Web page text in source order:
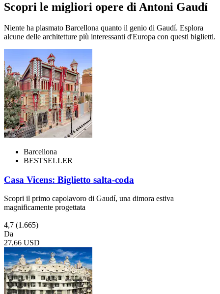
Scopri le migliori opere di Antoni Gaudí
Niente ha plasmato Barcellona quanto il genio di Gaudí. Esplora
alcune delle architetture più interessanti d'Europa con questi biglietti.
Barcellona
BESTSELLER
Casa Vicens: Biglietto salta-coda
Scopri il primo capolavoro di Gaudí, una dimora estiva
magnificamente progettata
4,7 (1.665)
Da
27,66 USD